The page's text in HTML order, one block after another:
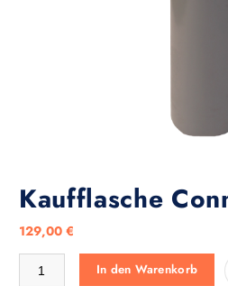
Kaufflasche
129,00€
Kaufflasche Connertal 5 Liter Menge
In den Warenkorb